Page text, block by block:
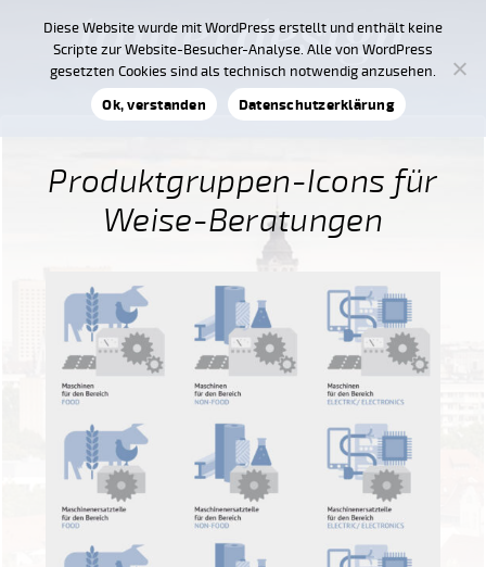
Produktgruppen-Icons für
Weise-Beratungen
Diese Website wurde mit WordPress erstellt und enthält keine
Scripte zur Website-Besucher-Analyse. Alle von WordPress
gesetzten Cookies sind als technisch notwendig anzusehen.
Ok, verstanden
Datenschutzerklärung